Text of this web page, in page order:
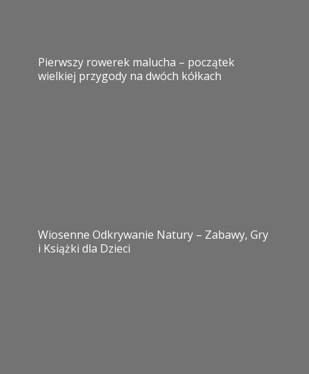
Pierwszy rowerek malucha – początek
wielkiej przygody na dwóch kółkach
Wiosenne Odkrywanie Natury – Zabawy, Gry
i Książki dla Dzieci